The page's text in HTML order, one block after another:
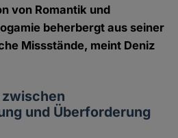
von Romantik und
beherbergt aus seiner
Missstände, meint Deniz
und Überforderung